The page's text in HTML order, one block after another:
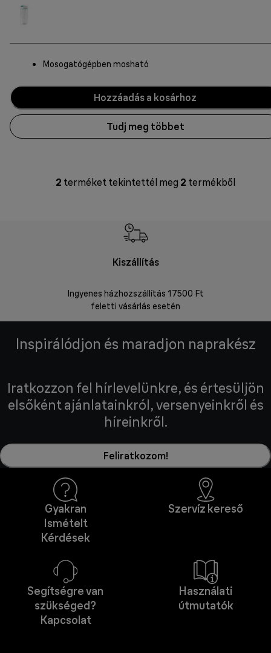
Mosogatógépben mosható
Hozzáadás a kosárhoz
Tudj meg többet
2 terméket tekintettél meg 2 termékből
Kiszállítás
Ingyenes házhozszállítás 17500 Ft
feletti vásárlás esetén
Inspirálódjon és maradjon naprakész
Iratkozzon fel hírlevelünkre, és értesüljön
elsőként ajánlatainkról, versenyeinkről és
híreinkről.
Feliratkozom!
Gyakran
Ismételt
Kérdések
Szervíz kereső
Segítségre van
szükséged?
Kapcsolat
Használati
útmutatók